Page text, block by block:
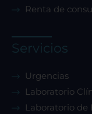
Renta de
Servicios
Urgencias
Laboratorio
Laboratorio de